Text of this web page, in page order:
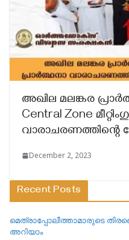
അഖില മലങ്കര
Central Zone
വാരാചരണത്തിന്റെ
December 2, 2023
Recent Posts
മെത്രാപ്പോലീത്താമാരുടെ
അറിയാം